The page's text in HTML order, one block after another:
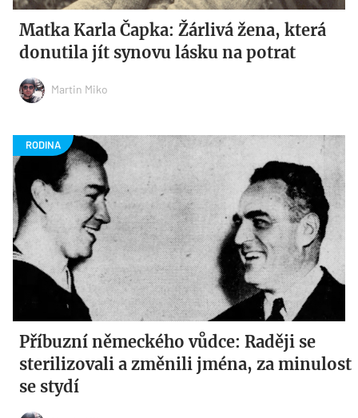
Matka Karla Čapka: Žárlivá žena, která
donutila jít synovu lásku na potrat
Martin Miko
Příbuzní německého vůdce: Raději se
sterilizovali a změnili jména, za minulost
se stydí